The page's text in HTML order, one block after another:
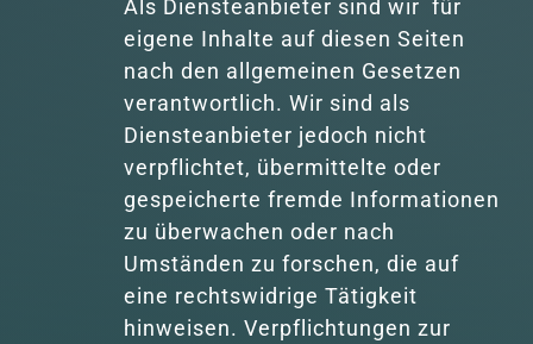
Als Diensteanbieter sind wir  für
eigene Inhalte auf diesen Seiten
nach den allgemeinen Gesetzen
verantwortlich. Wir sind als
Diensteanbieter jedoch nicht
verpflichtet, übermittelte oder
gespeicherte fremde Informationen
zu überwachen oder nach
Umständen zu forschen, die auf
eine rechtswidrige Tätigkeit
hinweisen. Verpflichtungen zur